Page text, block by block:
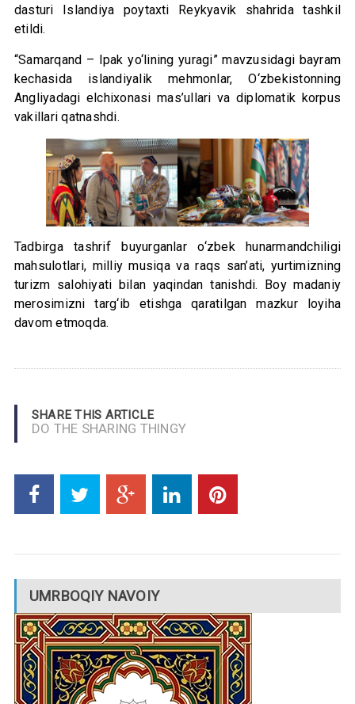
dasturi Islandiya poytaxti Reykyavik shahrida tashkil
etildi.
“Samarqand – Ipak yo‘lining yuragi” mavzusidagi bayram
kechasida islandiyalik mehmonlar, O‘zbekistonning
Angliyadagi elchixonasi mas’ullari va diplomatik korpus
vakillari qatnashdi.
Tadbirga tashrif buyurganlar o‘zbek hunarmandchiligi
mahsulotlari, milliy musiqa va raqs san’ati, yurtimizning
turizm salohiyati bilan yaqindan tanishdi. Boy madaniy
merosimizni targ‘ib etishga qaratilgan mazkur loyiha
davom etmoqda.
SHARE THIS ARTICLE
DO THE SHARING THINGY
UMRBOQIY NAVOIY